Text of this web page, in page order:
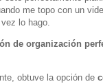
me topo con un
lo hago.
de organización
obtuve la opción de